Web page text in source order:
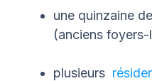
une quinzaine
(anciens
plusieurs